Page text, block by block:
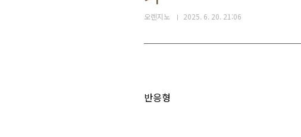
오렌지노 2025. 6. 20. 21:06
반응형